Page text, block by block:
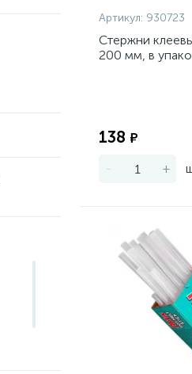
Артикул: 930723
Стержни
200 мм, в
138 ₽
- +